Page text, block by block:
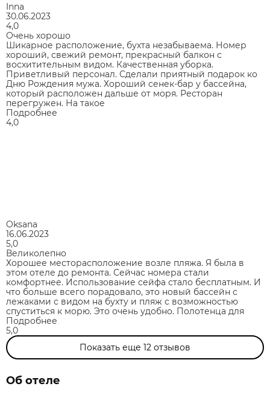
Inna
30.06.2023
4,0
Очень хорошо
Шикарное расположение, бухта незабываема. Номер
хороший, свежий ремонт, прекрасный балкон с
восхитительным видом. Качественная уборка.
Приветливый персонал. Сделали приятный подарок ко
Дню Рождения мужа. Хороший сенек-бар у бассейна,
который расположен дальше от моря. Ресторан
перегружен. На такое
Подробнее
4,0
Oksana
16.06.2023
5,0
Великолепно
Хорошее месторасположение возле пляжа. Я была в
этом отеле до ремонта. Сейчас номера стали
комфортнее. Использование сейфа стало бесплатным. И
что больше всего порадовало, это новый бассейн с
лежаками с видом на бухту и пляж с возможностью
спуститься к морю. Это очень удобно. Полотенца для
Подробнее
5,0
Показать еще 12 отзывов
Об отеле